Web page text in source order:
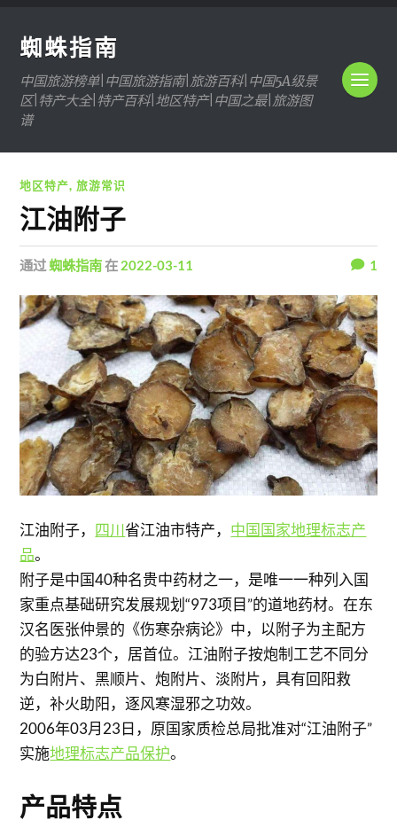
蜘蛛指南
中国旅游榜单|中国旅游指南|旅游百科|中国5A级景
区|特产大全|特产百科|地区特产|中国之最|旅游图
谱
地区特产,旅游常识
江油附子
通过蜘蛛指南在 2022-03-11 1
江油附子， 四川省江油市特产， 中国国家地理标志产
品。
附子是中国40种名贵中药材之一，是唯一一种列入国
家重点基础研究发展规划“973项目”的道地药材。在东
汉名医张仲景的《伤寒杂病论》中，以附子为主配方
的验方达23个，居首位。江油附子按炮制工艺不同分
为白附片、黑顺片、炮附片、淡附片，具有回阳救
逆，补火助阳，逐风寒湿邪之功效。
2006年03月23日，原国家质检总局批准对“江油附子”
实施地理标志产品保护。
产品特点